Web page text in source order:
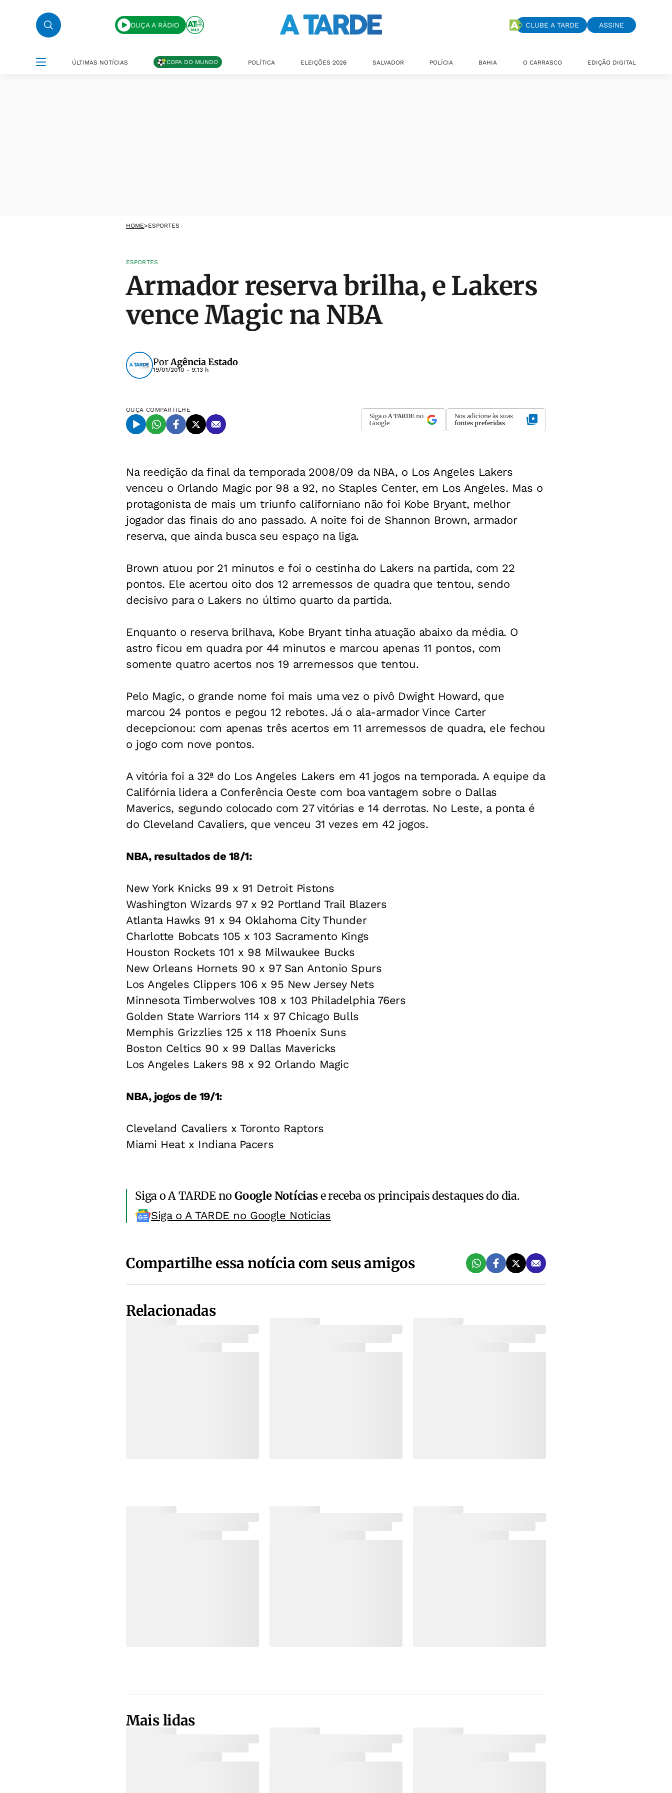
OUÇA A RÁDIO CLUBE A TARDE ASSINE
ÚLTIMAS NOTÍCIAS COPA DO MUNDO POLÍTICA ELEIÇÕES 2026 SALVADOR POLÍCIA BAHIA O CARRASCO EDIÇÃO DIGITAL
HOME>ESPORTES
ESPORTES
Armador reserva brilha, e Lakers
vence Magic na NBA
PorAgência Estado
19/01/2010 - 9:13 h
OUÇA COMPARTILHE
Siga o A TARDE no
Google
Nos adicione às suas
fontes preferidas
Na reedição da final da temporada 2008/09 da NBA, o Los Angeles Lakers
venceu o Orlando Magic por 98 a 92, no Staples Center, em Los Angeles. Mas o
protagonista de mais um triunfo californiano não foi Kobe Bryant, melhor
jogador das finais do ano passado. A noite foi de Shannon Brown, armador
reserva, que ainda busca seu espaço na liga.
Brown atuou por 21 minutos e foi o cestinha do Lakers na partida, com 22
pontos. Ele acertou oito dos 12 arremessos de quadra que tentou, sendo
decisivo para o Lakers no último quarto da partida.
Enquanto o reserva brilhava, Kobe Bryant tinha atuação abaixo da média. O
astro ficou em quadra por 44 minutos e marcou apenas 11 pontos, com
somente quatro acertos nos 19 arremessos que tentou.
Pelo Magic, o grande nome foi mais uma vez o pivô Dwight Howard, que
marcou 24 pontos e pegou 12 rebotes. Já o ala-armador Vince Carter
decepcionou: com apenas três acertos em 11 arremessos de quadra, ele fechou
o jogo com nove pontos.
A vitória foi a 32ª do Los Angeles Lakers em 41 jogos na temporada. A equipe da
Califórnia lidera a Conferência Oeste com boa vantagem sobre o Dallas
Maverics, segundo colocado com 27 vitórias e 14 derrotas. No Leste, a ponta é
do Cleveland Cavaliers, que venceu 31 vezes em 42 jogos.
NBA, resultados de 18/1:
New York Knicks 99 x 91 Detroit Pistons
Washington Wizards 97 x 92 Portland Trail Blazers
Atlanta Hawks 91 x 94 Oklahoma City Thunder
Charlotte Bobcats 105 x 103 Sacramento Kings
Houston Rockets 101 x 98 Milwaukee Bucks
New Orleans Hornets 90 x 97 San Antonio Spurs
Los Angeles Clippers 106 x 95 New Jersey Nets
Minnesota Timberwolves 108 x 103 Philadelphia 76ers
Golden State Warriors 114 x 97 Chicago Bulls
Memphis Grizzlies 125 x 118 Phoenix Suns
Boston Celtics 90 x 99 Dallas Mavericks
Los Angeles Lakers 98 x 92 Orlando Magic
NBA, jogos de 19/1:
Cleveland Cavaliers x Toronto Raptors
Miami Heat x Indiana Pacers
Siga o A TARDE noGoogle Notíciase receba os principais destaques do dia.
Siga o A TARDE no Google Noticias
Compartilhe essa notícia com seus amigos
Relacionadas
Mais lidas